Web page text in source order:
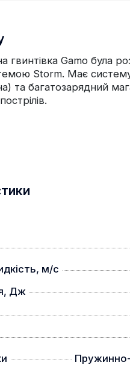
гвинтівка Gamo була
Storm. Має
та багатозарядний
м/с
Дж